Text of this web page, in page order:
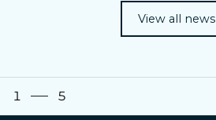
View all news
1 5